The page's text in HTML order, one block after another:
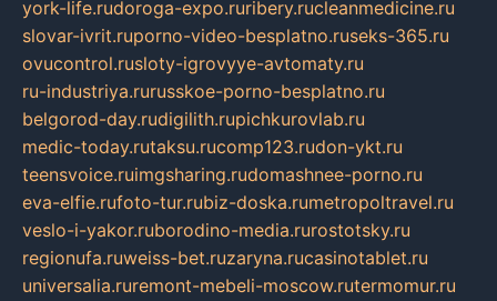
york-life.rudoroga-expo.ruribery.rucleanmedicine.ru
slovar-ivrit.ruporno-video-besplatno.ruseks-365.ru
ovucontrol.rusloty-igrovyye-avtomaty.ru
ru-industriya.rurusskoe-porno-besplatno.ru
belgorod-day.rudigilith.rupichkurovlab.ru
medic-today.rutaksu.rucomp123.rudon-ykt.ru
teensvoice.ruimgsharing.rudomashnee-porno.ru
eva-elfie.rufoto-tur.rubiz-doska.rumetropoltravel.ru
veslo-i-yakor.ruborodino-media.rurostotsky.ru
regionufa.ruweiss-bet.ruzaryna.rucasinotablet.ru
universalia.ruremont-mebeli-moscow.rutermomur.ru